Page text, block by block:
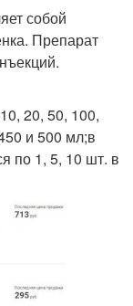
собой
Препарат
20, 50, 100,
и 500 мл;в
по 1, 5, 10 шт. в